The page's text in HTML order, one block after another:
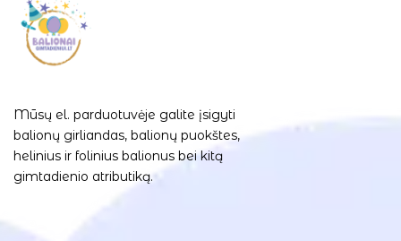
Mūsų el. parduotuvėje galite įsigyti
balionų girliandas, balionų puokštes,
helinius ir folinius balionus bei kitą
gimtadienio atributiką.